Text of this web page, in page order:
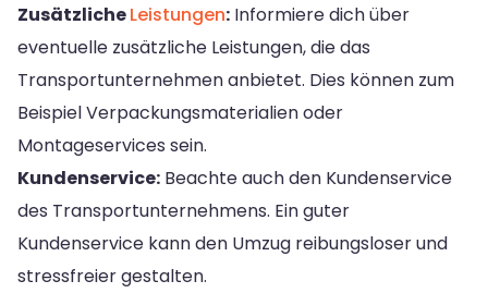
ZusätzlicheLeistungen: Informiere dich über
eventuelle zusätzliche Leistungen, die das
Transportunternehmen anbietet. Dies können zum
Beispiel Verpackungsmaterialien oder
Montageservices sein.
Kundenservice: Beachte auch den Kundenservice
des Transportunternehmens. Ein guter
Kundenservice kann den Umzug reibungsloser und
stressfreier gestalten.